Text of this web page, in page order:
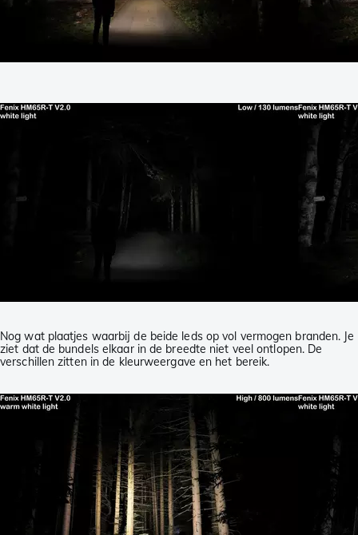
Nog wat plaatjes waarbij de beide leds op vol vermogen branden. Je
ziet dat de bundels elkaar in de breedte niet veel ontlopen. De
verschillen zitten in de kleurweergave en het bereik.